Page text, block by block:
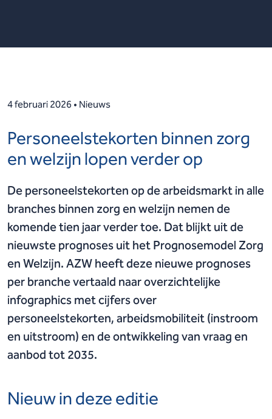
4 februari 2026 • Nieuws
Personeelstekorten binnen zorg
en welzijn lopen verder op
De personeelstekorten op de arbeidsmarkt in alle
branches binnen zorg en welzijn nemen de
komende tien jaar verder toe. Dat blijkt uit de
nieuwste prognoses uit het Prognosemodel Zorg
en Welzijn. AZW heeft deze nieuwe prognoses
per branche vertaald naar overzichtelijke
infographics met cijfers over
personeelstekorten, arbeidsmobiliteit (instroom
en uitstroom) en de ontwikkeling van vraag en
aanbod tot 2035.
Nieuw in deze editie